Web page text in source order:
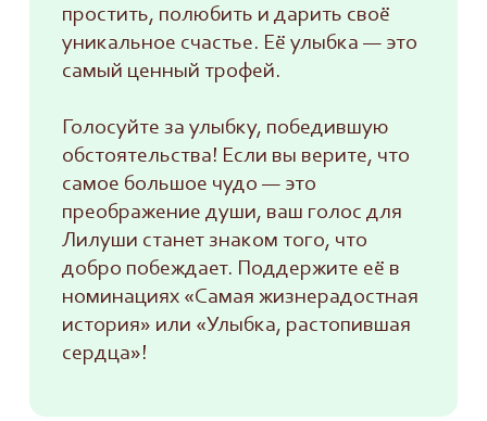
простить, полюбить и дарить своё
уникальное счастье. Её улыбка — это
самый ценный трофей.
Голосуйте за улыбку, победившую
обстоятельства! Если вы верите, что
самое большое чудо — это
преображение души, ваш голос для
Лилуши станет знаком того, что
добро побеждает. Поддержите её в
номинациях «Самая жизнерадостная
история» или «Улыбка, растопившая
сердца»!